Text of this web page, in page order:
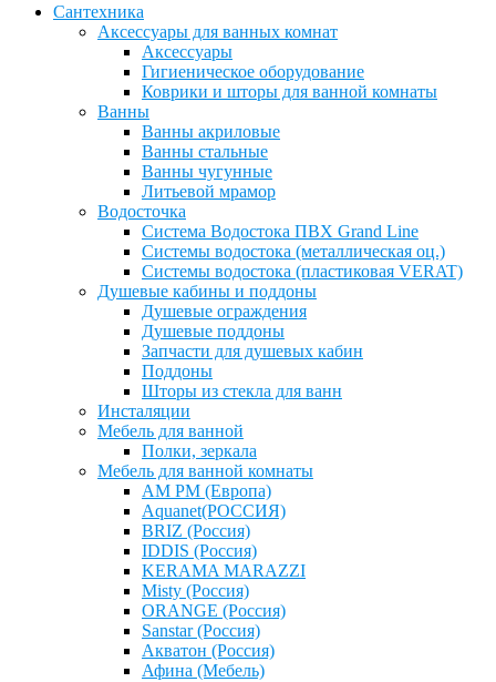
Сантехника
Аксессуары для ванных комнат
Аксессуары
Гигиеническое оборудование
Коврики и шторы для ванной комнаты
Ванны
Ванны акриловые
Ванны стальные
Ванны чугунные
Литьевой мрамор
Водосточка
Система Водостока ПВХ Grand Line
Системы водостока (металлическая оц.)
Системы водостока (пластиковая VERAT)
Душевые кабины и поддоны
Душевые ограждения
Душевые поддоны
Запчасти для душевых кабин
Поддоны
Шторы из стекла для ванн
Инсталяции
Мебель для ванной
Полки, зеркала
Мебель для ванной комнаты
AM PM (Европа)
Aquanet(РОССИЯ)
BRIZ (Россия)
IDDIS (Россия)
KERAMA MARAZZI
Misty (Россия)
ОRANGE (Россия)
Sanstar (Россия)
Акватон (Россия)
Афина (Мебель)